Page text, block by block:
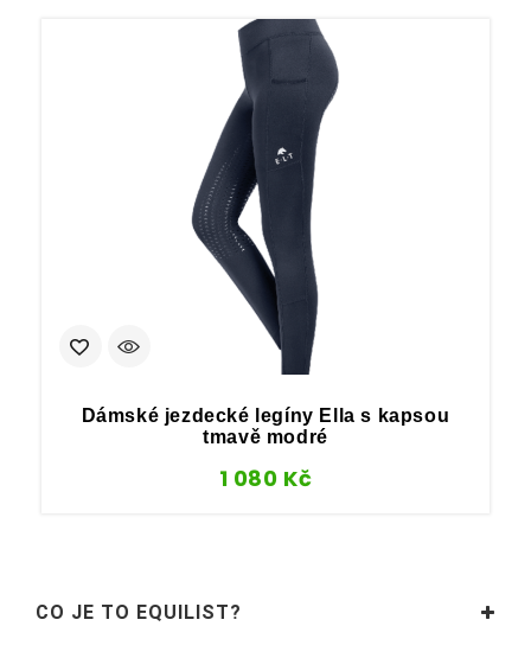
Dámské jezdecké legíny Ella s kapsou
tmavě modré
1 080 Kč
CO JE TO EQUILIST?